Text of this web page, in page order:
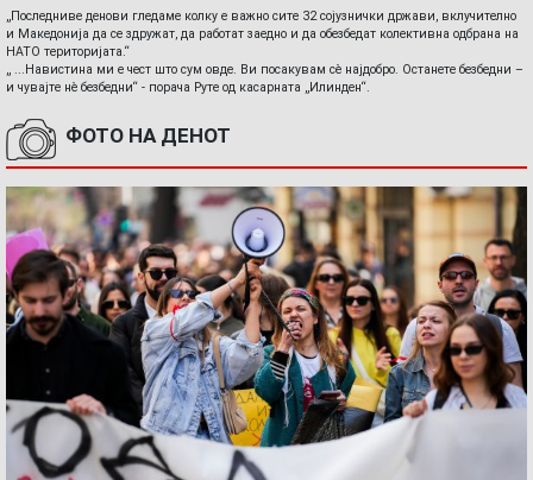
„Последниве денови гледаме колку е важно сите 32 сојузнички држави, вклучително
и Македонија да се здружат, да работат заедно и да обезбедат колективна одбрана на
НАТО територијата.“
„ ...Навистина ми е чест што сум овде. Ви посакувам сè најдобро. Останете безбедни –
и чувајте нè безбедни“ - порача Руте од касарната „Илинден“.
ФОТО НА ДЕНОТ